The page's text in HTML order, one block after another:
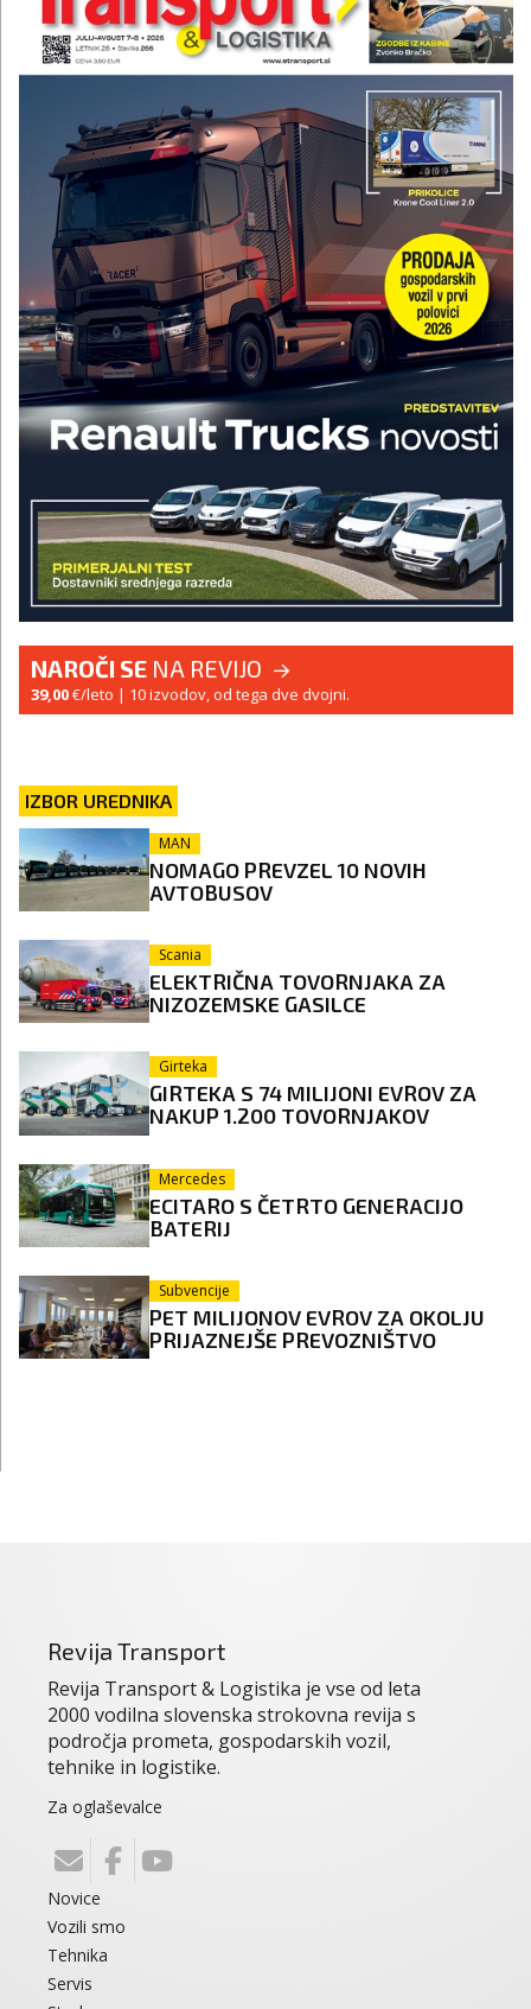
NAROČI SE NA REVIJO
39,00€/leto | 10 izvodov, od tega dve dvojni.
IZBOR UREDNIKA
MAN
NOMAGO PREVZEL 10 NOVIH
AVTOBUSOV
Scania
ELEKTRIČNA TOVORNJAKA ZA
NIZOZEMSKE GASILCE
Girteka
GIRTEKA S 74 MILIJONI EVROV ZA
NAKUP 1.200 TOVORNJAKOV
Mercedes
ECITARO S ČETRTO GENERACIJO
BATERIJ
Subvencije
PET MILIJONOV EVROV ZA OKOLJU
PRIJAZNEJŠE PREVOZNIŠTVO
Revija Transport
Revija Transport & Logistika je vse od leta
2000 vodilna slovenska strokovna revija s
področja prometa, gospodarskih vozil,
tehnike in logistike.
Za oglaševalce
Novice
Vozili smo
Tehnika
Servis